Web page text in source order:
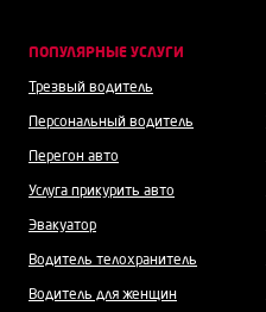
ПОПУЛЯРНЫЕ УСЛУГИ
Трезвый водитель
Персональный водитель
Перегон авто
Услуга прикурить авто
Эвакуатор
Водитель телохранитель
Водитель для женщин